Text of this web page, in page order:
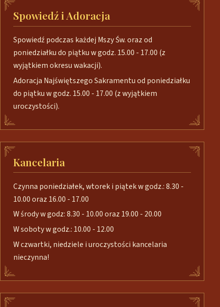
Spowiedź i Adoracja
Spowiedź podczas każdej Mszy Św. oraz od
poniedziałku do piątku w godz. 15.00 - 17.00 (z
wyjątkiem okresu wakacji).
Adoracja Najświętszego Sakramentu od poniedziałku
do piątku w godz. 15.00 - 17.00 (z wyjątkiem
uroczystości).
Kancelaria
Czynna poniedziałek, wtorek i piątek w godz.: 8.30 -
10.00 oraz 16.00 - 17.00
W środy w godz: 8.30 - 10.00 oraz 19.00 - 20.00
W soboty w godz.: 10.00 - 12.00
W czwartki, niedziele i uroczystości kancelaria
nieczynna!